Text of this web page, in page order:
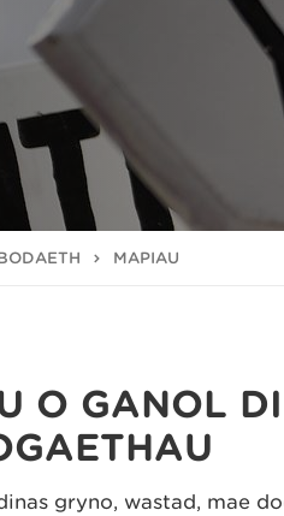
MAPIAU
O GANOL
gryno, wastad, mae